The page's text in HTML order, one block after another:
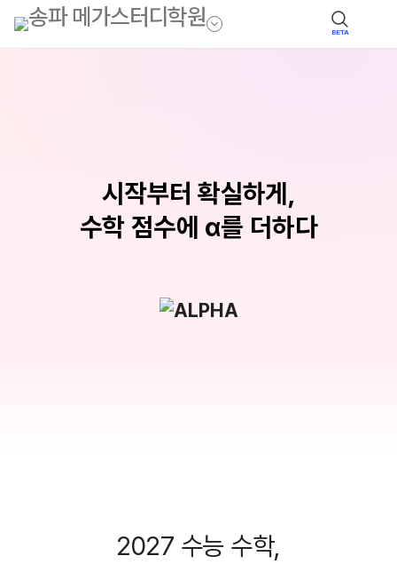
BETA
시작부터 확실하게,
수학 점수에 α를 더하다
2027 수능 수학,